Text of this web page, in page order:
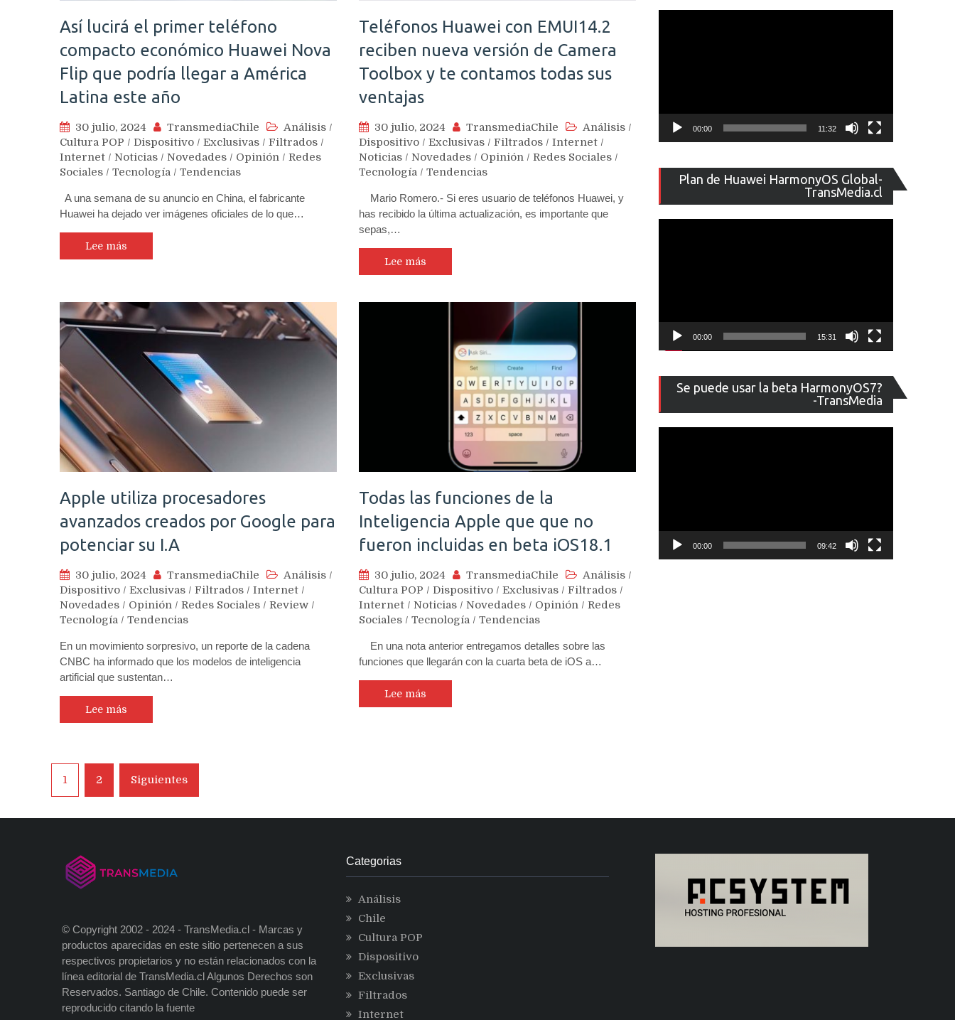
Así lucirá el primer teléfono
compacto económico Huawei Nova
Flip que podría llegar a América
Latina este año
30 julio, 2024 TransmediaChile Análisis /
Cultura POP / Dispositivo / Exclusivas / Filtrados /
Internet / Noticias / Novedades / Opinión / Redes
Sociales / Tecnología / Tendencias
A una semana de su anuncio en China, el fabricante
Huawei ha dejado ver imágenes oficiales de lo que…
Lee más
Teléfonos Huawei con EMUI14.2
reciben nueva versión de Camera
Toolbox y te contamos todas sus
ventajas
30 julio, 2024 TransmediaChile Análisis /
Dispositivo / Exclusivas / Filtrados / Internet /
Noticias / Novedades / Opinión / Redes Sociales /
Tecnología / Tendencias
Mario Romero.- Si eres usuario de teléfonos Huawei, y
has recibido la última actualización, es importante que
sepas,…
Lee más
Apple utiliza procesadores
avanzados creados por Google para
potenciar su I.A
30 julio, 2024 TransmediaChile Análisis /
Dispositivo / Exclusivas / Filtrados / Internet /
Novedades / Opinión / Redes Sociales / Review /
Tecnología / Tendencias
En un movimiento sorpresivo, un reporte de la cadena
CNBC ha informado que los modelos de inteligencia
artificial que sustentan…
Lee más
Todas las funciones de la
Inteligencia Apple que que no
fueron incluidas en beta iOS18.1
30 julio, 2024 TransmediaChile Análisis /
Cultura POP / Dispositivo / Exclusivas / Filtrados /
Internet / Noticias / Novedades / Opinión / Redes
Sociales / Tecnología / Tendencias
En una nota anterior entregamos detalles sobre las
funciones que llegarán con la cuarta beta de iOS a…
Lee más
Navegación
de
entradas
1 2 Siguientes
vídeo
00:00 11:32
Plan de Huawei HarmonyOS Global-
TransMedia.cl
de
vídeo
00:00 15:31
Se puede usar la beta HarmonyOS7?
-TransMedia
de
vídeo
00:00 09:42
© Copyright 2002 - 2024 - TransMedia.cl - Marcas y
productos aparecidas en este sitio pertenecen a sus
respectivos propietarios y no están relacionados con la
línea editorial de TransMedia.cl Algunos Derechos son
Reservados. Santiago de Chile. Contenido puede ser
reproducido citando la fuente
Categorias
Análisis
Chile
Cultura POP
Dispositivo
Exclusivas
Filtrados
Internet